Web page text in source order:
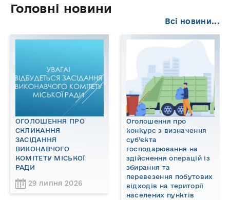
Головні новини
Всі новини...
ОГОЛОШЕННЯ ПРО
СКЛИКАННЯ
ЗАСІДАННЯ
ВИКОНАВЧОГО
КОМІТЕТУ МІСЬКОЇ
РАДИ
29 липня 2026
Оголошення про
конкурс з визначення
суб’єкта
господарювання на
здійснення операцій із
збирання та
перевезення побутових
відходів на території
населених пунктів